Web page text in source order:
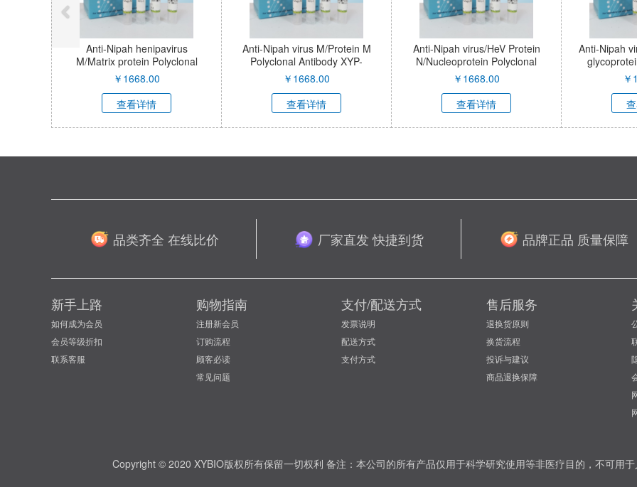
Anti-Nipah virus/HeV Protein
N/Nucleoprotein Polyclonal
Antibody XYP-90003H
Anti-Nipah virus/HeV F/Fusion
glycoprotein F0 Polyclonal
Antibody XYP-90002H
Anti-Nipah virus/HeV G
protein/Glycoprotein G
Polyclonal Antibody XYP-
HMX1 Rabbit pAb
1980.00
品类齐全 在线比价 厂家直发 快捷到货 品牌正品 质量保障
新手上路
如何成为会员
会员等级折扣
联系客服
购物指南
注册新会员
订购流程
顾客必读
常见问题
支付/配送方式
发票说明
配送方式
支付方式
售后服务
退换货原则
换货流程
投诉与建议
商品退换保障
Copyright © 2020 XYBIO版权所有保留一切权利 备注：本公司的所有产品仅用于科学研究使用等非医疗目的，不可用